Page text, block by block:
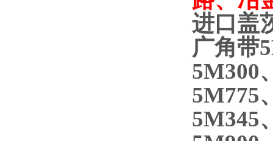
进口盖
广角带
5M300
5M775
5M345